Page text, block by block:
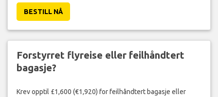
BESTILL NÅ
Forstyrret flyreise eller feilhåndtert
bagasje?
Krev opptil £1,600 (€1,920) for feilhåndtert bagasje eller